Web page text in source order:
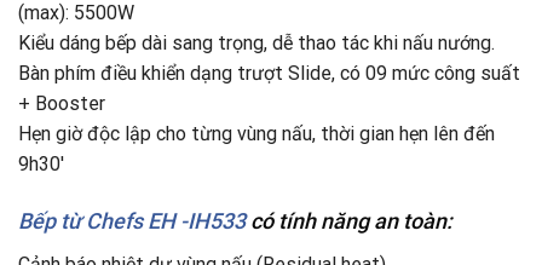
(max): 5500W
Kiểu dáng bếp dài sang trọng, dễ thao tác khi nấu nướng.
Bàn phím điều khiển dạng trượt Slide, có 09 mức công suất
+ Booster
Hẹn giờ độc lập cho từng vùng nấu, thời gian hẹn lên đến
9h30′
Bếp từ Chefs EH -IH533có tính năng an toàn: